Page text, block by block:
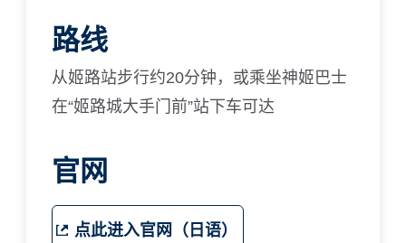
路线
从姬路站步行约20分钟，或乘坐神姬巴士
在“姬路城大手门前”站下车可达
官网
点此进入官网（日语）